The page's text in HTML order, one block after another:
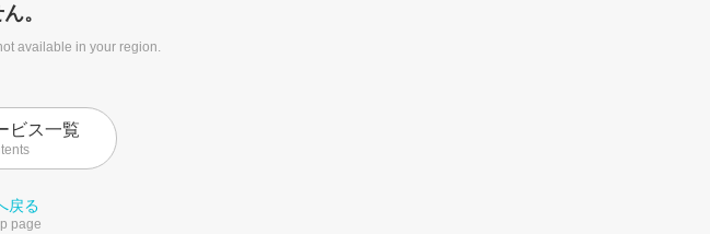
。
available in your region.
ビス一覧
戻る
page